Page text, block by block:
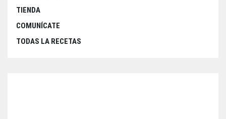
TIENDA
COMUNÍCATE
TODAS LA RECETAS